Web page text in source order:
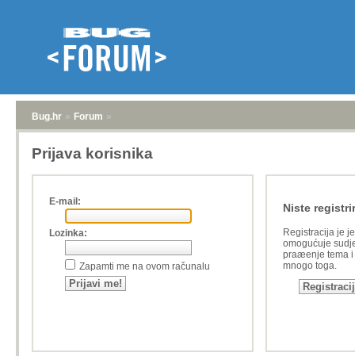
Bug.hr » Forum »
Prijava korisnika
E-mail:
Lozinka:
Zapamti me na ovom računalu
Niste
Registracija je
omogućuje
praæenje tema i
mnogo toga.